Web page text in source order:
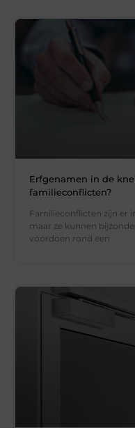
Erfgenamen in de
familieconflicten?
Familieconflicten zijn er
maar ze kunnen
voordoen rond een